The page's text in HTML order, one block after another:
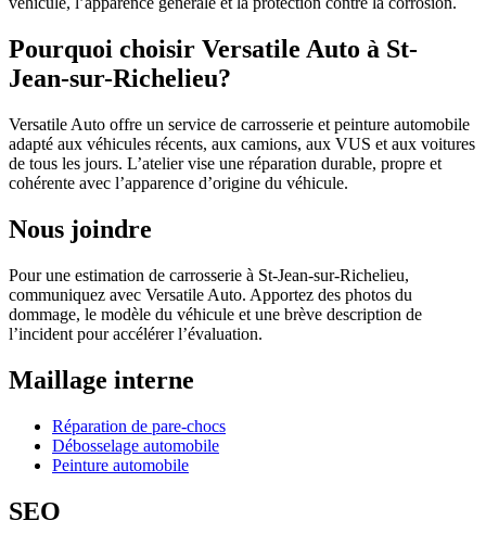
Pourquoi choisir Versatile Auto à St-
Jean-sur-Richelieu?
Versatile Auto offre un service de carrosserie et peinture automobile
adapté aux véhicules récents, aux camions, aux VUS et aux voitures
de tous les jours. L’atelier vise une réparation durable, propre et
cohérente avec l’apparence d’origine du véhicule.
Nous joindre
Pour une estimation de carrosserie à St-Jean-sur-Richelieu,
communiquez avec Versatile Auto. Apportez des photos du
dommage, le modèle du véhicule et une brève description de
l’incident pour accélérer l’évaluation.
Maillage interne
Réparation de pare-chocs
Débosselage automobile
Peinture automobile
SEO